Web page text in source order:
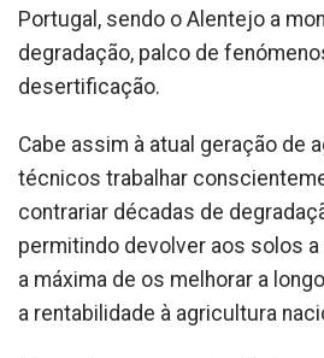
Portugal, sendo o Alentejo a
degradação, palco de
desertificação.
Cabe assim à atual geração de
técnicos trabalhar
contrariar décadas de
permitindo devolver aos solos
a máxima de os melhorar a
a rentabilidade à agricultura